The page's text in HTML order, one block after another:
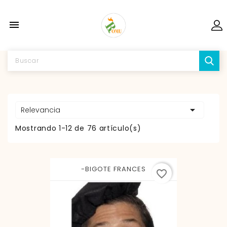

Relevancia 
Mostrando 1-12 de 76 artículo(s)
-BIGOTE FRANCES favorite_border